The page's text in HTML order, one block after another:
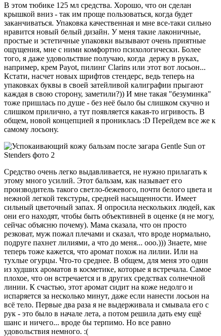
В этом тюбике 125 мл средства. Хорошо, что он сделан
крышкой вниз - так им проще пользоваться, когда будет
заканчиваться. Упаковка качественная и мне все-таки сильно
нравится новый белый дизайн. У меня такие лаконичные,
простые и эстетичные упаковки вызывают очень приятные
ощущения, мне с ними комфортно психологически. Более
того, я даже удовольствие получаю, когда держу в руках,
например, крем Payot, пилинг Clarins или этот вот лосьон...
Кстати, насчет новых шрифтов стендерс, ведь теперь на
упаковках буквы в своей затейливой калиграфии прыгают
каждая в свою сторону, заметили?)) И мне такая "безуминка"
тоже пришлась по душе - без неё было бы слишком скучно и
слишком прилично, а тут появляется какая-то игривость. В
общем, новой концепцией я прониклась :D Перейдем все же к
самому лосьону.
Средство очень легко выдавливается, не нужно прилагать к
этому много усилий. Этот бальзам, как называет его
производитель такого светло-бежевого, почти белого цвета и
нежной легкой текстуры, средней насыщенности. Имеет
сильный цветочный запах. Я опросила нескольких людей, как
они его находят, чтобы быть объективней в оценке (я не могу,
сейчас объясню почему). Мама сказала, что он просто
резковат, муж пожал плечами и сказал, что вроде нормально,
подруге пахнет лилиями, а что до меня... ооо.))) Знаете, мне
теперь тоже кажется, что аромат похож на лилии. Или на
тухлые огурцы. Что-то среднее. В общем, для меня это один
из худших ароматов в косметике, которые я встречала. Самое
плохое, что он встречается и в других средствах солнечной
линии. К счастью, этот аромат сидит на коже недолго и
испаряется за несколько минут, даже если нанести лосьон на
всё тело. Первые два раза я не выдерживала и смывала его с
рук - это было в начале лета, а потом решила дать ему ещё
шанс и ничего... вроде бы терпимо. Но все равно
удовольствия немного. :(